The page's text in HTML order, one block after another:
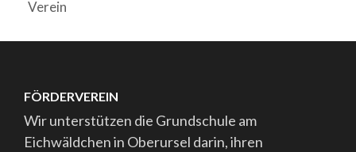
Verein
FÖRDERVEREIN
Wir unterstützen die Grundschule am
Eichwäldchen in Oberursel darin, ihren